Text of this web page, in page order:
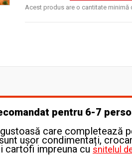
Acest produs are o cantitate minimă
pentru 6-7
care completează
ușor condimentați,
cartofi impreuna cu snitelul